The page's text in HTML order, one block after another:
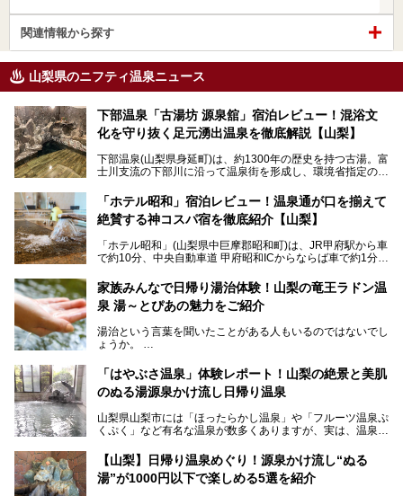
関連情報から探す
山梨県のニフティ温泉ニュース
下部温泉「古湯坊 源泉舘」宿泊レビュー！混浴文
化を守り抜く足元湧出温泉を徹底解説【山梨】
下部温泉(山梨県身延町)は、約1300年の歴史を持つ古湯。富
士川支流の下部川に沿って温泉街を形成し、環境省指定の国
中でも「古湯坊 源泉舘」は、戦国時代に武田信玄公も療養
したと伝えられる名湯の宿。最大の特徴は、令和の現代にお
いても混浴文化が守られ、老若男女の分け隔て一切無く温泉
向にありますが、「古湯坊 源泉舘」では本来あるべき混浴
の姿が保たれている点に注目すべきでしょう。
今回は足元湧出の混浴温泉である「かくし湯大岩風呂」をは
じめ、湯治棟である「別館神泉」を中心に「古湯坊 源泉
舘」の全貌を徹底紹介します。
「ホテル昭和」宿泊レビュー！温泉通が口を揃えて
絶賛する神コスパ宿を徹底紹介【山梨】
「ホテル昭和」(山梨県中巨摩郡昭和町)は、JR甲府駅から車
で約10分、中央自動車道 甲府昭和ICからならば車で約1分の
から、一人泊でも6,000円台から宿泊可能です。
しかし、最大の魅力は“温泉そのもの”でしょう。自家源泉を
統の単純温泉は、入浴すると実にサッパリ爽快。日帰り入浴
不可なこともあり、全国の温泉ファンがこの温泉を求めて
では循環濾過の沸かし湯が一般的ですが、ここは本物の極上
温泉。まさに価格破壊と言えるクオリティです。
室や無料朝食などをご紹介。温泉通が口を揃えて絶賛する神
コスパ宿の全貌を徹底解説します！
家族みんなで日帰り湯治体験！山梨の竜王ラドン温
泉 湯～とぴあの魅力をご紹介
湯治という言葉を聞いたことがある人もいるのではないでし
ょうか。
なかなか体験できない、湯治体験が日帰りでできる温浴施設
が山梨にあります。
ぴあ」の魅力をご紹介します。
提供元：株式会社湯ーとぴあ【PR】
この記事は株式会社湯ーとぴあのPRレポート記事です。
「はやぶさ温泉」体験レポート！山梨の絶景と美肌
のぬる湯源泉かけ流し日帰り温泉
山梨県山梨市には「ほったらかし温泉」や「フルーツ温泉ぷ
くぷく」など有名な温泉が数多くありますが、実は、温泉マ
です。今回紹介する「はやぶさ温泉」も、そのひとつ。温泉
はもちろん、絶景や地元食材を活かしたグルメも堪能できま
す。
【山梨】日帰り温泉めぐり！源泉かけ流し“ぬる
湯”が1000円以下で楽しめる5選を紹介